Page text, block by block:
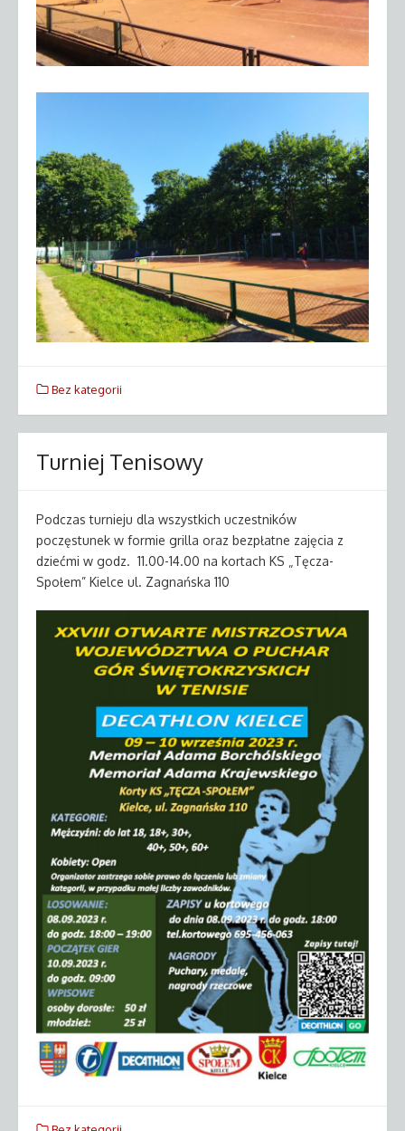
Bez kategorii
Turniej Tenisowy
Podczas turnieju dla wszystkich uczestników
poczęstunek w formie grilla oraz bezpłatne zajęcia z
dziećmi w godz. 11.00-14.00 na kortach KS „Tęcza-
Społem” Kielce ul. Zagnańska 110